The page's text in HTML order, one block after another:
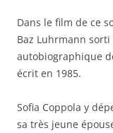
Dans le film de ce
Baz Luhrmann sorti
autobiographique
écrit en 1985.
Sofia Coppola y
sa très jeune